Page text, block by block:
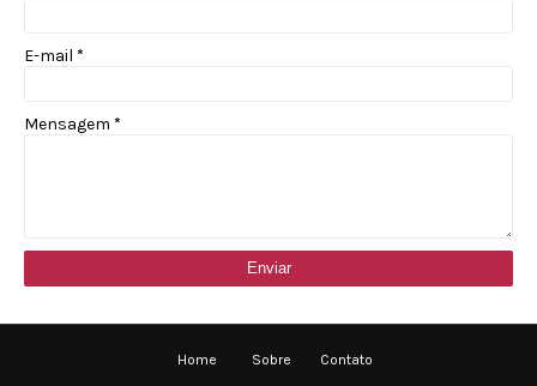
E-mail *
Mensagem *
Home Sobre Contato